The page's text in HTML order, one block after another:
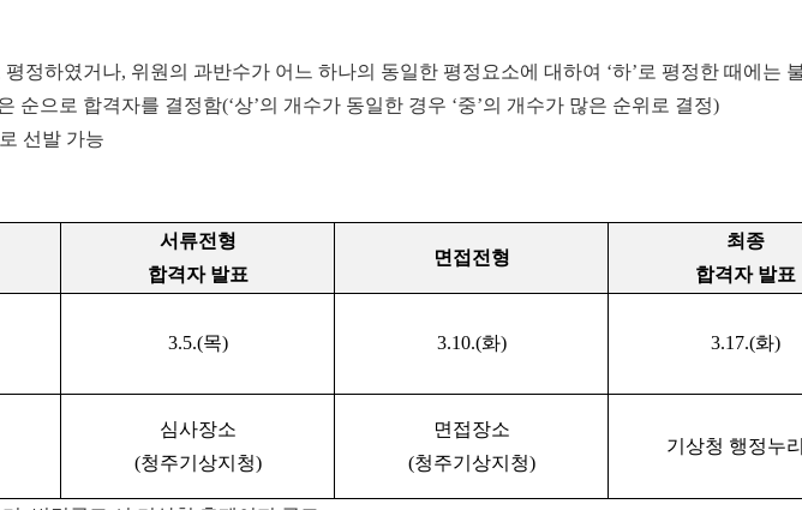
정하였거나, 위원의 과반수가 어느 하나의 동일한 평정요소에 대하여 ‘하’로 평정한 때에는
순으로 합격자를 결정함(‘상’의 개수가 동일한 경우 ‘중’의 개수가 많은 순위로 결정)
선발 가능
서류전형
합격자 발표
면접전형
최종
합격자 발표
3.5.(목) 3.10.(화) 3.17.(화)
심사장소
(청주기상지청)
면접장소
(청주기상지청)
기상청 행정누